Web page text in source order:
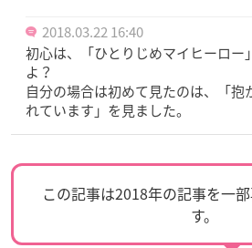
2018.03.22 16:40
初心は、「ひとりじめマイヒーロー
よ？
自分の場合は初めて見たのは、「抱
れています」を見ました。
この記事は2018年の記事を一
す。